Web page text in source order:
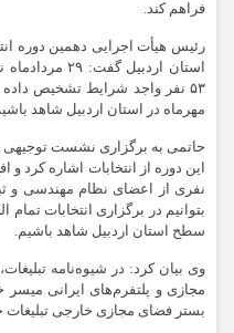
فراهم کند.
رئیس هیأت اجرایی دهمین دوره
استان اردبیل
مهرماه در استان اردبیل شاهد
حاتمی به برگزاری نشست توجیهی با
بتوانیم در برگزاری انتخابات
سطح استان اردبیل شاهد باشیم.
وی بیان کرد: در شیوه‌نامه تبلیغات،
مجازی و پلتفرم‌های ایرانی میسر
بستر فضای مجازی خارجی تبلیغات